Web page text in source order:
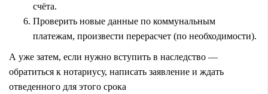
счёта.
Проверить новые данные по коммунальным
платежам, произвести перерасчет (по необходимости).
А уже затем, если нужно вступить в наследство —
обратиться к нотариусу, написать заявление и ждать
отведенного для этого срока